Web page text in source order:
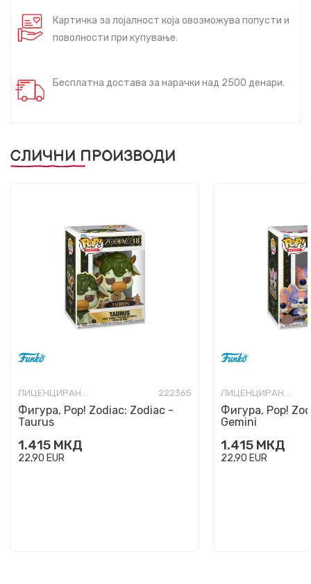
Картичка за лојалност која овозможува попусти и
поволности при купување.
Бесплатна достава за нарачки над 2500 денари.
СЛИЧНИ ПРОИЗВОДИ
ЛИЦЕНЦИРАНИ ФИГУРИ И СЕТОВИ 222365
Фигура, Pop! Zodiac: Zodiac -
Taurus
1.415 МКД
22,90 EUR
ЛИЦЕНЦИРАНИ ФИГУРИ И СЕТОВИ
Фигура, Pop!
Gemini
1.415 МКД
22,90 EUR